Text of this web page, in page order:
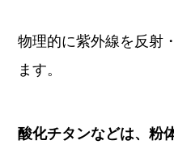
物理的に紫外線を反射
ます。
酸化チタンなどは、粉